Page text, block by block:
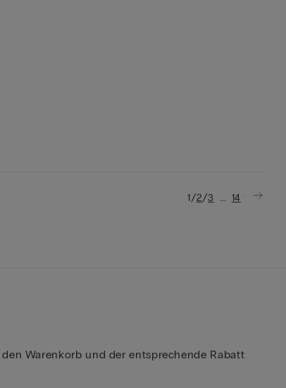
1/2/3 ... 14
Warenkorb und der entsprechende Rabatt